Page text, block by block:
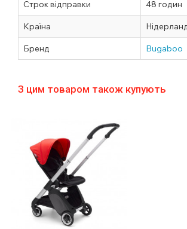
Строк відправки 48 годин
Країна
Бренд Bugaboo
З цим товаром також купують